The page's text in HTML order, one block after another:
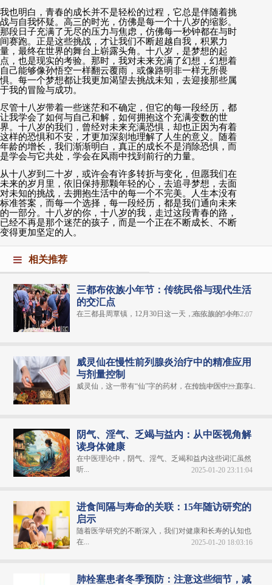
我也明白，青春的成长并不是轻松的过程，它总是伴随着挑
战与自我怀疑。高三的时光，仿佛是每一个十八岁的缩影。
那段日子充满了无尽的压力与焦虑，仿佛每一秒钟都在与时
间赛跑。正是这些挑战，才让我们不断超越自我，积累力
量，最终在世界的舞台上崭露头角。十八岁，是梦想的起
点，也是现实的考验。那时，我对未来充满了幻想，幻想着
自己能够像孙悟空一样翻云覆雨，或像路明非一样无所畏
惧。每一个梦想都让我更加渴望去挑战未知，去迎接那些属
于我的冒险与成功。
尽管十八岁带着一些迷茫和不确定，但它的每一段经历，都
让我学会了如何与自己和解，如何拥抱这个充满变数的世
界。十八岁的我们，曾经对未来充满恐惧，却也正因为有着
这样的恐惧和不安，才更加深刻地理解了人生的意义。随着
年龄的增长，我们渐渐明白，真正的成长不是消除恐惧，而
是学会与它共处，学会在风雨中找到前行的力量。
从十八岁到二十岁，或许会有许多转折与变化，但愿我们在
未来的岁月里，依旧保持那颗年轻的心，去追寻梦想，去面
对未知的挑战，去拥抱生活中的每一个不完美。人生本没有
标准答案，而每一个选择，每一段经历，都是我们通向未来
的一部分。十八岁的你，十八岁的我，走过这段青春的路，
已经不再是那个迷茫的孩子，而是一个正在不断成长、不断
变得更加坚定的人。
相关推荐
三都布依族小年节：传统民俗与现代生活
的交汇点
在三都县周覃镇，12月30日这一天，布依族的“小年...
2025-01-09 03:57:07
威灵仙在慢性前列腺炎治疗中的精准应用
与剂量控制
威灵仙，这一带有“仙”字的药材，在传统中医中一直享...
2025-01-20 23:13:24
阴气、淫气、乏竭与益内：从中医视角解
读身体健康
在中医理论中，阴气、淫气、乏竭和益内这些词汇虽然
听...
2025-01-20 23:11:04
进食间隔与寿命的关联：15年随访研究的
启示
随着医学研究的不断深入，我们对健康和长寿的认知也
在...
2025-01-20 18:03:16
肺栓塞患者冬季预防：注意这些细节，减